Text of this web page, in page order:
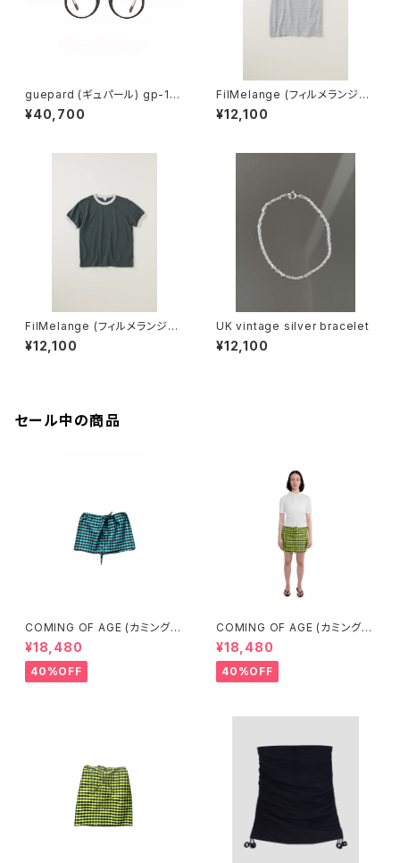
guepard (ギュパール) gp-11
noir cristal (clear lens) メガ
ネ
¥40,700
FilMelange (フィルメランジェ)
EMMA / エマ VINTAGE TENJ
IKU (champione melange)
¥12,100
FilMelange (フィルメランジェ)
EMMA / エマ VINTAGE TENJ
IKU (charcoal khaki)
¥12,100
UK vintage silver bracelet
¥12,100
セール中の商品
COMING OF AGE (カミングオ
ブエイジ) DRAWSTRING MIN
I SKIRT（GINGHAM TURQU
OISE/BROWN）
¥18,480
40%OFF
COMING OF AGE (カミングオ
ブエイジ) DRAWSTRING MIN
I SKIRT (GINGHAM LIME/BL
ACK）
¥18,480
40%OFF